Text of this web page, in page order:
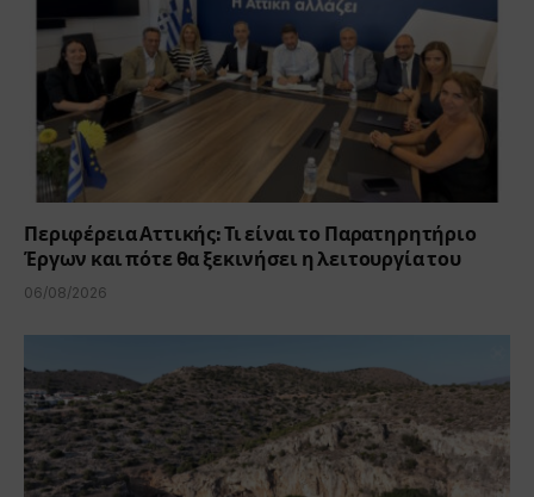
Περιφέρεια Αττικής: Τι είναι το Παρατηρητήριο
Έργων και πότε θα ξεκινήσει η λειτουργία του
06/08/2026